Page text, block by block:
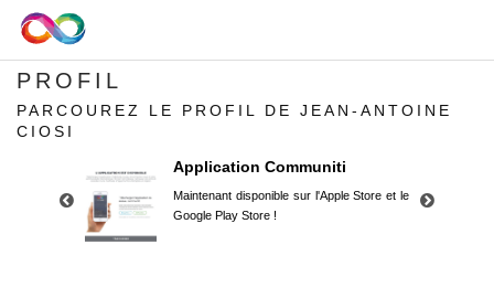
PROFIL
PARCOUREZ LE PROFIL DE JEAN-ANTOINE
CIOSI
Application Communiti
Maintenant disponible sur l'Apple Store et le
Google Play Store !